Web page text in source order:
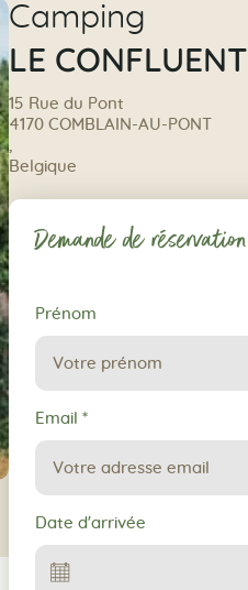
Camping
LE CONFLUENT
15 Rue du Pont
4170 COMBLAIN-AU-PONT
,
Belgique
Demande de réservation
Demande
de
réservation
Prénom
Email *
Date d'arrivée